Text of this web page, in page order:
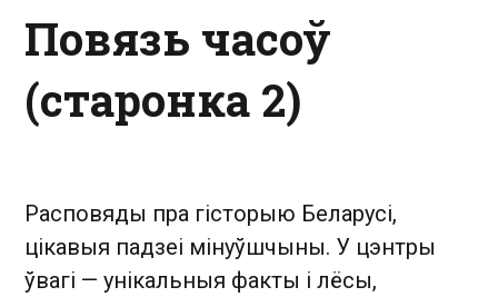
Повязь часоў
(старонка 2)
Расповяды пра гісторыю Беларусі,
цікавыя падзеі мінуўшчыны. У цэнтры
ўвагі — унікальныя факты і лёсы,